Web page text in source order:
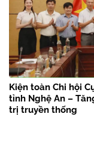
Kiện toàn Chi hội
tỉnh Nghệ An –
trị truyền thống